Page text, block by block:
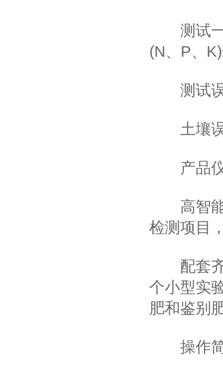
测试一
(N、P、
测试误
土壤误
产品仪
高智能
检测项目
配套齐
个小型实
肥和鉴别
操作简